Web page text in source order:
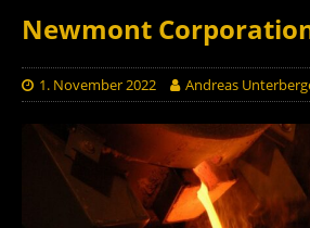
Newmont
1. November 2022 Andreas